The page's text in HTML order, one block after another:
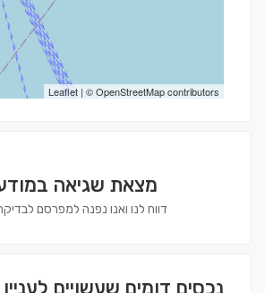
Leaflet | ©OpenStreetMapcontributors
מצאת שגיאה
דווח לנו ואנו נפנה למפרסם